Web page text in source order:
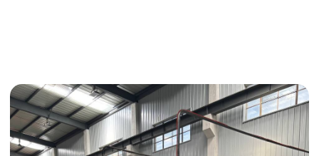
Получить консультацию